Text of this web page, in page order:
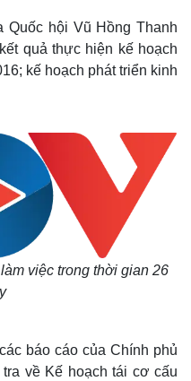
Video
Ảnh
Quốc hội Vũ Hồng Thanh
quả thực hiện kế hoạch
kế hoạch phát triển kinh
việc trong thời gian 26
báo cáo của Chính phủ
về Kế hoạch tái cơ cấu